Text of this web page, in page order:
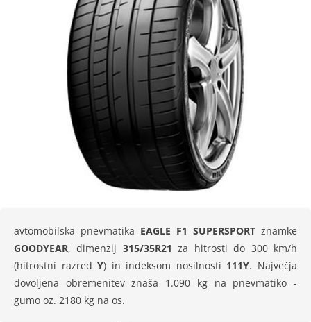
avtomobilska pnevmatika EAGLE F1 SUPERSPORT znamke
GOODYEAR, dimenzij 315/35R21 za hitrosti do 300 km/h
(hitrostni razredY) in indeksom nosilnosti 111Y. Največja
dovoljena obremenitev znaša 1.090 kg na pnevmatiko -
gumo oz. 2180 kg na os.